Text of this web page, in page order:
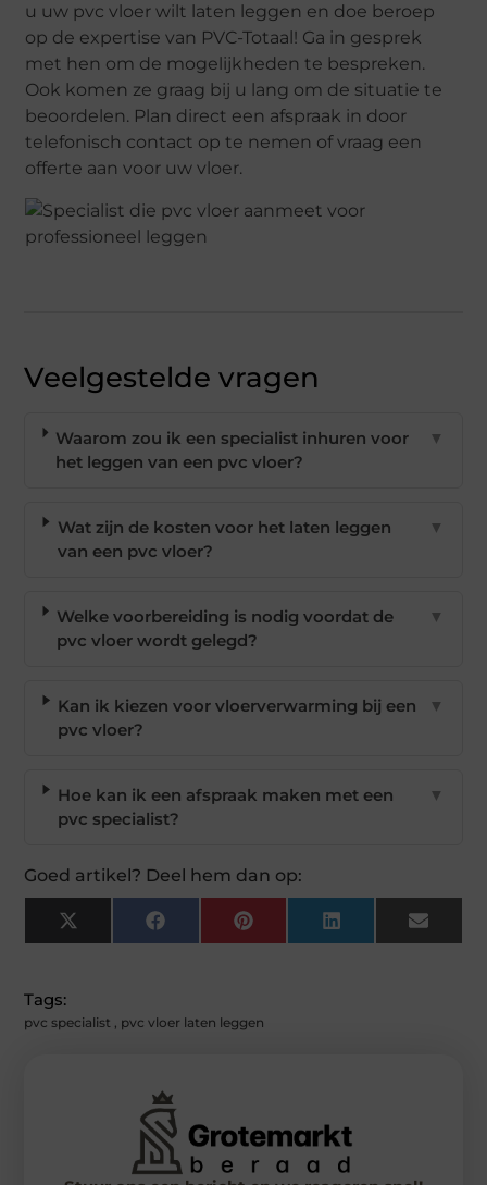
u uw pvc vloer wilt laten leggen en doe beroep
op de expertise van PVC-Totaal! Ga in gesprek
met hen om de mogelijkheden te bespreken.
Ook komen ze graag bij u lang om de situatie te
beoordelen. Plan direct een afspraak in door
telefonisch contact op te nemen of vraag een
offerte aan voor uw vloer.
Veelgestelde vragen
Waarom zou ik een specialist inhuren voor
het leggen van een pvc vloer?
▼
Wat zijn de kosten voor het laten leggen
van een pvc vloer?
▼
Welke voorbereiding is nodig voordat de
pvc vloer wordt gelegd?
▼
Kan ik kiezen voor vloerverwarming bij een
pvc vloer?
▼
Hoe kan ik een afspraak maken met een
pvc specialist?
▼
Goed artikel? Deel hem dan op:
X
(Twitter)
FacebookPinterest LinkedIn Email
Tags:
pvc specialist , pvc vloer laten leggen